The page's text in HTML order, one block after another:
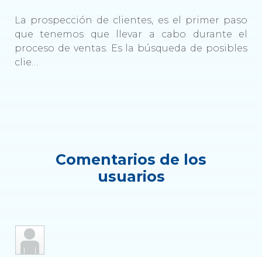
La prospección de clientes, es el primer paso
que tenemos que llevar a cabo durante el
proceso de ventas. Es la búsqueda de posibles
clie…
Comentarios de los
usuarios